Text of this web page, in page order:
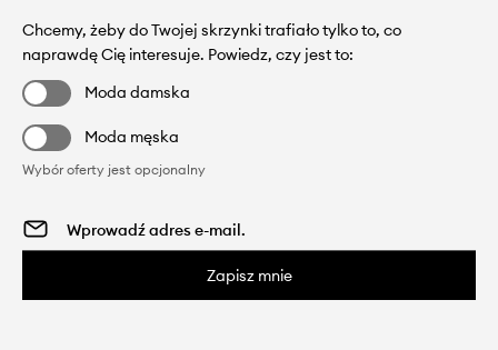
Chcemy, żeby do Twojej skrzynki trafiało tylko to, co
naprawdę Cię interesuje. Powiedz, czy jest to:
Moda damska
Moda męska
Wybór oferty jest opcjonalny
Zapisz mnie